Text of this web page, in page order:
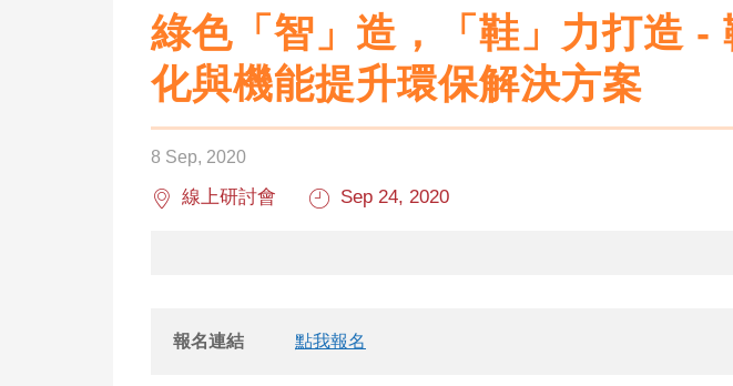
高分子劣化防護機制
Benzophenone 二苯甲酮
Benzotriazole 苯並三唑
Triazine 三嗪類
高分子劣化保護機制
光安定劑 Hindered
Amine Light Stabilizers
AQ 水性系列
EP 環氧系列
UR 光固化 系列
HP 矽改性樹脂系列
車用塗料
工業塗料
木器塗料
環保塗料
車用塑料
建築塑料
電子塑料
居家塑料
車用材料
建築材料
綠能節能
工業材料
綠色「智」造，「鞋」力打造 -
化與機能提升環保解決方案
8 Sep, 2020
線上研討會 Sep 24, 2020
報名連結 點我報名